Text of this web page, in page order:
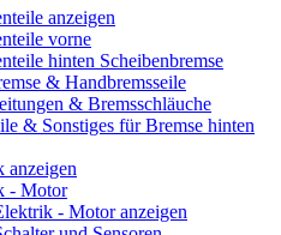
anzeigen
vorne
hinten Scheibenbremse
& Handbremsseile
& Bremsschläuche
& Sonstiges für Bremse hinten
anzeigen
- Motor
- Motor anzeigen